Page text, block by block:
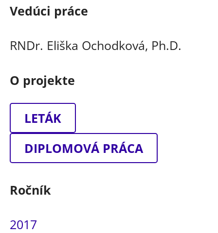
Vedúci práce
RNDr. Eliška Ochodková, Ph.D.
O projekte
LETÁK
DIPLOMOVÁ PRÁCA
Ročník
2017